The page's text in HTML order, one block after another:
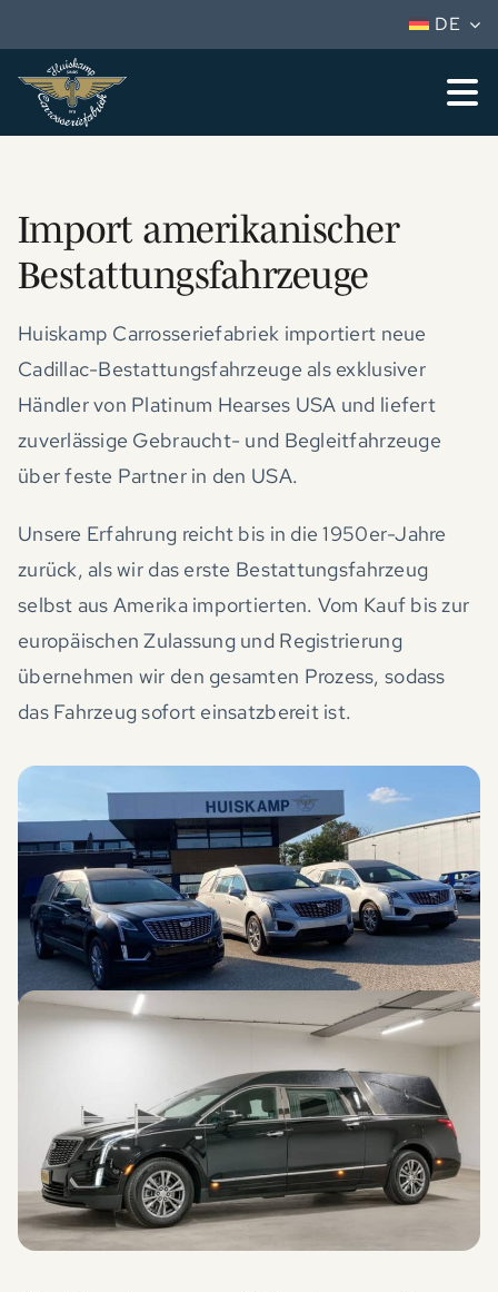
to
content
DE
Service
Huiskamp
Vertriebspartner
Karriere
Kontakt
Import amerikanischer
Bestattungsfahrzeuge
Huiskamp Carrosseriefabriek importiert neue
Cadillac-Bestattungsfahrzeuge als exklusiver
Händler von Platinum Hearses USA und liefert
zuverlässige Gebraucht- und Begleitfahrzeuge
über feste Partner in den USA.
Unsere Erfahrung reicht bis in die 1950er-Jahre
zurück, als wir das erste Bestattungsfahrzeug
selbst aus Amerika importierten. Vom Kauf bis zur
europäischen Zulassung und Registrierung
übernehmen wir den gesamten Prozess, sodass
das Fahrzeug sofort einsatzbereit ist.